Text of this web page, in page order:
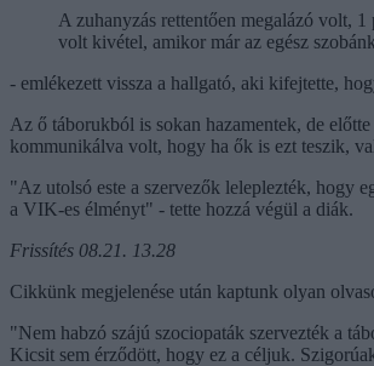
A zuhanyzás rettentően megalázó volt,
volt kivétel, amikor már az egész
- emlékezett vissza a hallgató, aki kifejtette,
Az ő táborukból is sokan hazamentek, de
kommunikálva volt, hogy ha ők is ezt teszik,
"Az utolsó este a szervezők leleplezték, hogy
a VIK-es élményt" - tette hozzá végül a diák.
Frissítés 08.21. 13.28
Cikkünk megjelenése után kaptunk olyan
"Nem habzó szájú szociopaták szervezték a
Kicsit sem érződött, hogy ez a céljuk.